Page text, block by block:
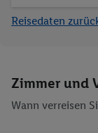
Reisedaten
Zimmer und
Wann verreisen